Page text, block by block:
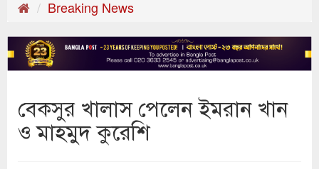
Breaking News
বেকসুর খালাস পেলেন ইমরান খান
ও মাহমুদ কুরেশি